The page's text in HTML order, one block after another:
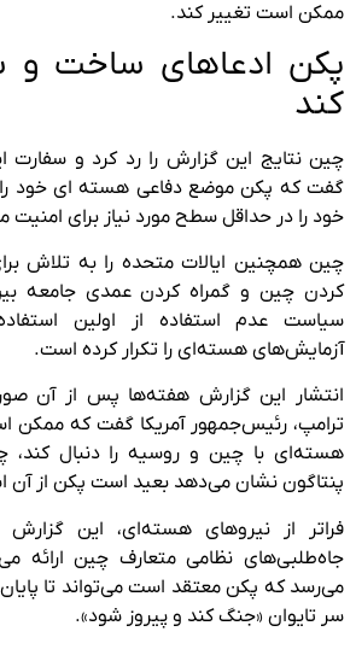
ممکن است تغییر کند.
پکن ادعاهای ساخت و
کند
چین نتایج این گزارش را رد کرد و سفارت
گفت که پکن موضع دفاعی هسته ای خود
خود را در حداقل سطح مورد نیاز برای امنیت
چین همچنین ایالات متحده را به تلاش
کردن چین و گمراه کردن عمدی جامعه
سیاست عدم استفاده از اولین
آزمایش‌های هسته‌ای را تکرار کرده است.
انتشار این گزارش هفته‌ها پس از آن
ترامپ، رئیس‌جمهور آمریکا گفت که ممکن
هسته‌ای با چین و روسیه را دنبال کند،
پنتاگون نشان می‌دهد بعید است پکن از آن
فراتر از نیروهای هسته‌ای، این
جاه‌طلبی‌های نظامی متعارف چین ارائه
سر تایوان «جنگ کند و پیروز شود».